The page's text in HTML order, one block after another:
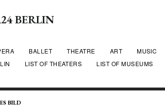
BALLET THEATRE ART MUSIC
LIST OF THEATERS LIST OF MUSEUMS
BILD